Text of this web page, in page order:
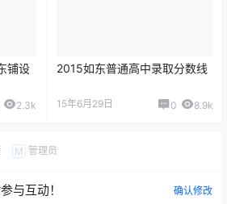
铺设
2.3k
2015如东普通高中录取分数线
15年6月29日 0 8.9k
M 管理员
与互动！ 确认修改